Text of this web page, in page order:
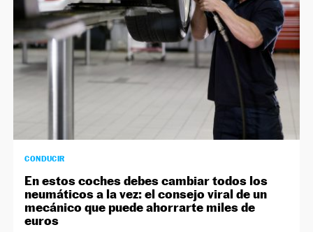
CONDUCIR
En estos coches debes cambiar todos los
neumáticos a la vez: el consejo viral de un
mecánico que puede ahorrarte miles de
euros